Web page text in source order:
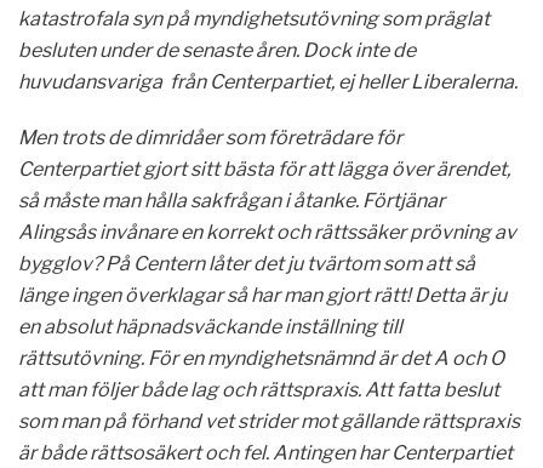
katastrofala syn på myndighetsutövning som präglat
besluten under de senaste åren. Dock inte de
huvudansvariga från Centerpartiet, ej heller Liberalerna.
Men trots de dimridåer som företrädare för
Centerpartiet gjort sitt bästa för att lägga över ärendet,
så måste man hålla sakfrågan i åtanke. Förtjänar
Alingsås invånare en korrekt och rättssäker prövning av
bygglov? På Centern låter det ju tvärtom som att så
länge ingen överklagar så har man gjort rätt! Detta är ju
en absolut häpnadsväckande inställning till
rättsutövning. För en myndighetsnämnd är det A och O
att man följer både lag och rättspraxis. Att fatta beslut
som man på förhand vet strider mot gällande rättspraxis
är både rättsosäkert och fel. Antingen har Centerpartiet